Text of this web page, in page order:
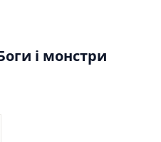
і монстри